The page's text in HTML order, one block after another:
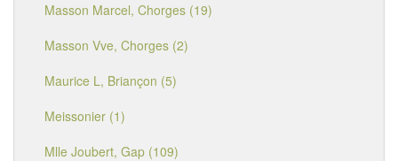
Masson Marcel, Chorges (19)
Masson Vve, Chorges (2)
Maurice L, Briançon (5)
Meissonier (1)
Mlle Joubert, Gap (109)